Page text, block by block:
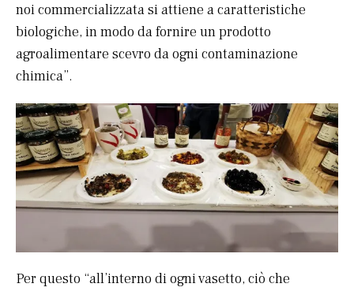
noi commercializzata si attiene a caratteristiche
biologiche, in modo da fornire un prodotto
agroalimentare scevro da ogni contaminazione
chimica”.
Per questo “all’interno di ogni vasetto, ciò che